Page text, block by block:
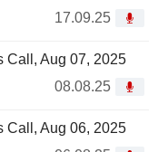
17.09.25
Call, Aug 07, 2025
08.08.25
Call, Aug 06, 2025